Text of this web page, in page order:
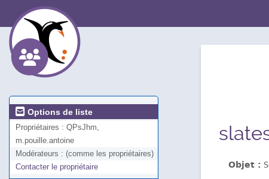
Options de liste
Propriétaires : QPsJhm,
m.pouille.antoine
Modérateurs : (comme les propriétaires)
Contacter le propriétaire
Objet :